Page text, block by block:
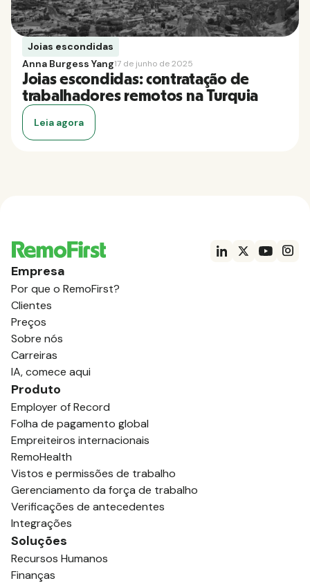
Joias escondidas
Anna Burgess Yang17 de junho de 2025
Joias escondidas: contratação de
trabalhadores remotos na Turquia
Leia agora
Empresa
Por que o RemoFirst?
Clientes
Preços
Sobre nós
Carreiras
IA, comece aqui
Produto
Employer of Record
Folha de pagamento global
Empreiteiros internacionais
RemoHealth
Vistos e permissões de trabalho
Gerenciamento da força de trabalho
Verificações de antecedentes
Integrações
Soluções
Recursos Humanos
Finanças